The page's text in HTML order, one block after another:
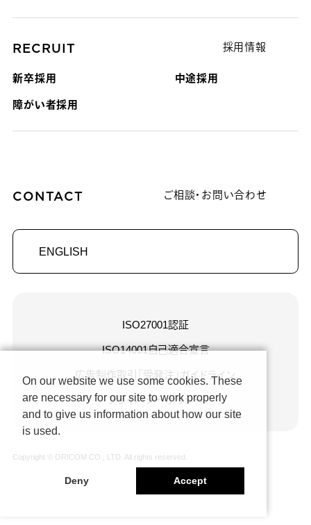
On our website we use some cookies. These
are necessary for our site to work properly
and to give us information about how our site
is used.
Deny Accept
RECRUIT 採用情報
新卒採用 中途採用
障がい者採用
CONTACT ご相談・お問い合わせ
ENGLISH
ISO27001認証
ISO14001自己適合宣言
広告制作取引「受発注」ガイドライン
プライバシーポリシー
Copyright © ORICOM CO., LTD. All rights reserved.